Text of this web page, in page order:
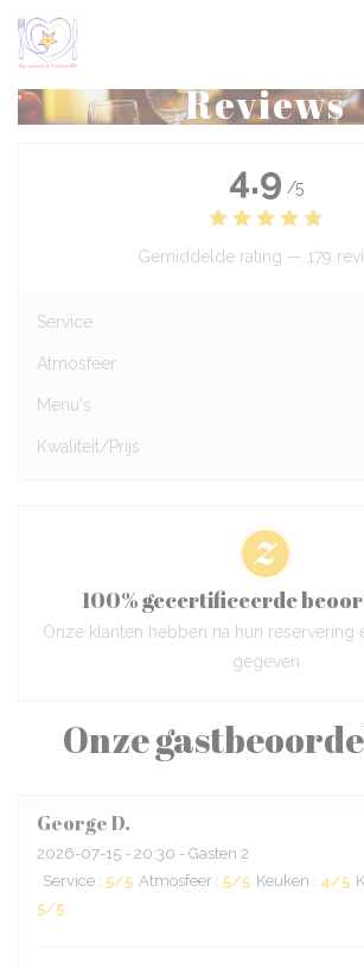
Cookies beheer paneel
Reviews
Onze
GeorgeD
2026-07-15 - 20:30 - Gasten 2
Service : 5/5 Atmosfeer : 5/5 Keuken : 4/5
5/5
4.9 /5
Gemiddelde rating — 179
Service
Atmosfeer
Menu's
Kwaliteit/Prijs
100% gecertificeerde
Onze klanten hebben na hun reservering
gegeven